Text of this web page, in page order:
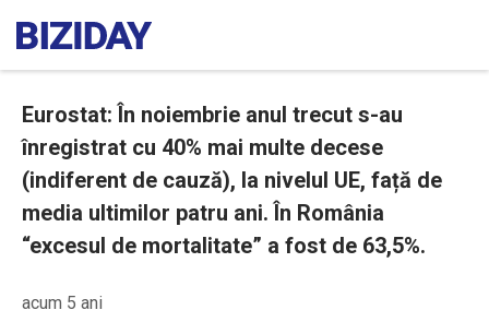
Eurostat: În noiembrie anul trecut s-au
înregistrat cu 40% mai multe decese
(indiferent de cauză), la nivelul UE, față de
media ultimilor patru ani. În România
“excesul de mortalitate” a fost de 63,5%.
acum 5 ani